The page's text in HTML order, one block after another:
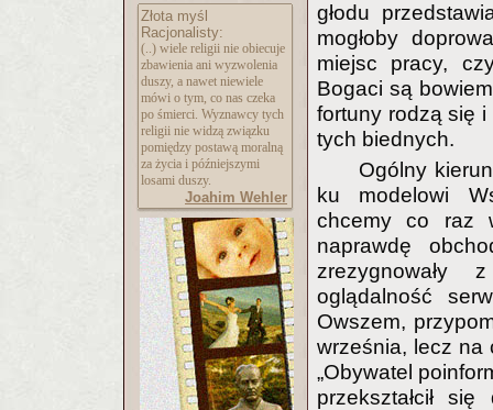
Złota myśl
Racjonalisty:
(..) wiele religii nie obiecuje
zbawienia ani wyzwolenia
duszy, a nawet niewiele
mówi o tym, co nas czeka
po śmierci. Wyznawcy tych
religii nie widzą związku
pomiędzy postawą moralną
za życia i późniejszymi
losami duszy.
Joahim Wehler
głodu
mogłoby
miejsc pracy,
Bogaci są
fortuny rodzą się
tych biednych.
Ogólny
ku modelowi
chcemy co raz
naprawdę
zrezygnowały
oglądalność
Owszem,
września, lecz na
„Obywatel
przekształcił